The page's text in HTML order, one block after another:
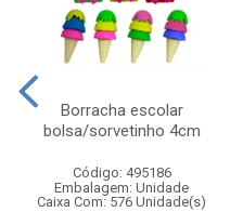
Borracha escolar
bolsa/sorvetinho 4cm
Código: 495186
Embalagem: Unidade
Caixa Com: 576 Unidade(s)